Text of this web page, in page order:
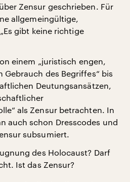
Zensur geschrieben. Für
allgemeingültige,
gibt keine richtige
einem „juristisch engen,
des Begriffes“ bis
Deutungsansätzen,
als Zensur betrachten. In
auch schon Dresscodes und
subsumiert.
des Holocaust? Darf
Ist das Zensur?